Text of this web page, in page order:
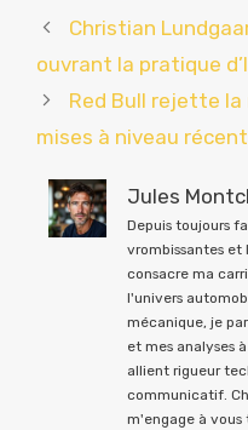
Christian
ouvrant la pratique
Red Bull rejette
mises à niveau
Jules
Depuis toujours
vrombissantes et
consacre ma
l'univers
mécanique, je
et mes analyses
allient rigueur
communicatif.
m'engage à